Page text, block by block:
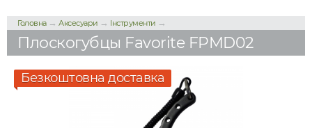
Головна→ Аксесуари → Інструменти →
Плоскогубцы Favorite FPMD02
Безкоштовна доставка